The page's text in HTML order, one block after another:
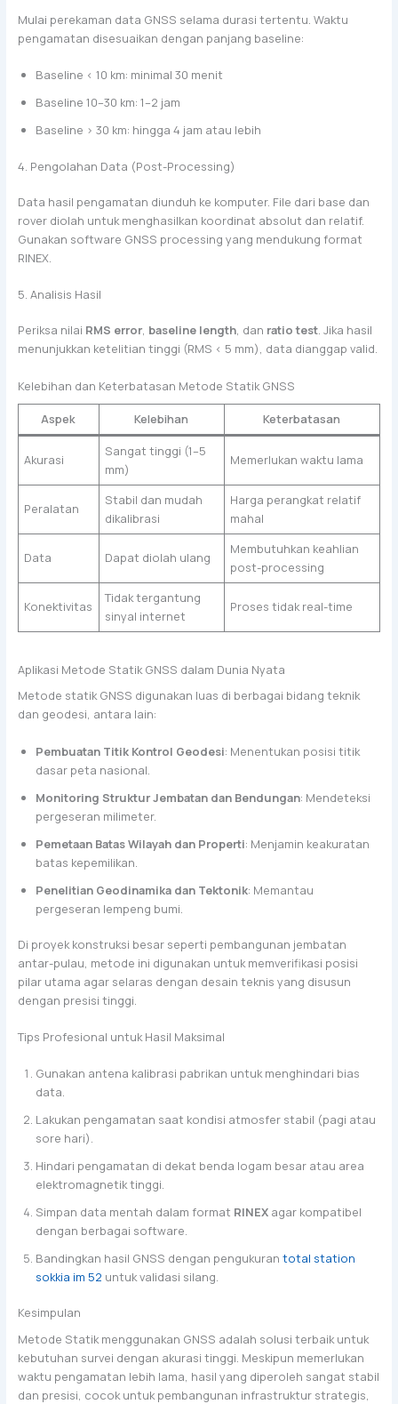
Mulai perekaman data GNSS selama durasi tertentu. Waktu
pengamatan disesuaikan dengan panjang baseline:
Baseline < 10 km: minimal 30 menit
Baseline 10–30 km: 1–2 jam
Baseline > 30 km: hingga 4 jam atau lebih
4. Pengolahan Data (Post-Processing)
Data hasil pengamatan diunduh ke komputer. File dari base dan
rover diolah untuk menghasilkan koordinat absolut dan relatif.
Gunakan software GNSS processing yang mendukung format
RINEX.
5. Analisis Hasil
Periksa nilai RMS error, baseline length, dan ratio test. Jika hasil
menunjukkan ketelitian tinggi (RMS < 5 mm), data dianggap valid.
Kelebihan dan Keterbatasan Metode Statik GNSS
Aspek Kelebihan Keterbatasan
Akurasi
Sangat tinggi (1–5
mm)
Memerlukan waktu lama
Peralatan
Stabil dan mudah
dikalibrasi
Harga perangkat relatif
mahal
Data Dapat diolah ulang
Membutuhkan keahlian
post-processing
Konektivitas
Tidak tergantung
sinyal internet
Proses tidak real-time
Aplikasi Metode Statik GNSS dalam Dunia Nyata
Metode statik GNSS digunakan luas di berbagai bidang teknik
dan geodesi, antara lain:
Pembuatan Titik Kontrol Geodesi: Menentukan posisi titik
dasar peta nasional.
Monitoring Struktur Jembatan dan Bendungan: Mendeteksi
pergeseran milimeter.
Pemetaan Batas Wilayah dan Properti: Menjamin keakuratan
batas kepemilikan.
Penelitian Geodinamika dan Tektonik: Memantau
pergeseran lempeng bumi.
Di proyek konstruksi besar seperti pembangunan jembatan
antar-pulau, metode ini digunakan untuk memverifikasi posisi
pilar utama agar selaras dengan desain teknis yang disusun
dengan presisi tinggi.
Tips Profesional untuk Hasil Maksimal
Gunakan antena kalibrasi pabrikan untuk menghindari bias
data.
Lakukan pengamatan saat kondisi atmosfer stabil (pagi atau
sore hari).
Hindari pengamatan di dekat benda logam besar atau area
elektromagnetik tinggi.
Simpan data mentah dalam format RINEXagar kompatibel
dengan berbagai software.
Bandingkan hasil GNSS dengan pengukuran total station
sokkia im 52 untuk validasi silang.
Kesimpulan
Metode Statik menggunakan GNSS adalah solusi terbaik untuk
kebutuhan survei dengan akurasi tinggi. Meskipun memerlukan
waktu pengamatan lebih lama, hasil yang diperoleh sangat stabil
dan presisi, cocok untuk pembangunan infrastruktur strategis,